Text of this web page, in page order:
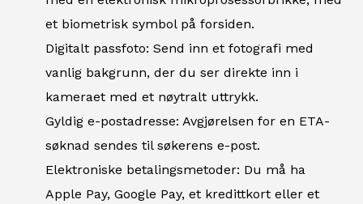
et biometrisk symbol på forsiden.
Digitalt passfoto: Send inn et fotografi med
vanlig bakgrunn, der du ser direkte inn i
kameraet med et nøytralt uttrykk.
Gyldig e-postadresse: Avgjørelsen for en ETA-
søknad sendes til søkerens e-post.
Elektroniske betalingsmetoder: Du må ha
Apple Pay, Google Pay, et kredittkort eller et